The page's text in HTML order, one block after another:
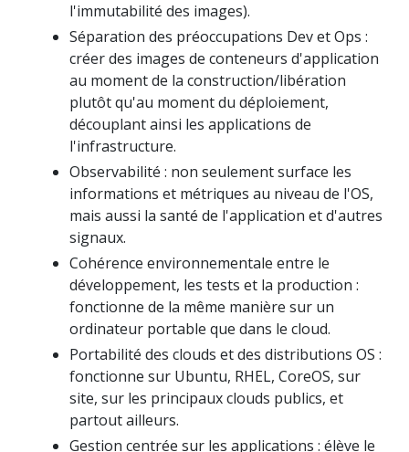
l'immutabilité des images).
Séparation des préoccupations Dev et Ops :
créer des images de conteneurs d'application
au moment de la construction/libération
plutôt qu'au moment du déploiement,
découplant ainsi les applications de
l'infrastructure.
Observabilité : non seulement surface les
informations et métriques au niveau de l'OS,
mais aussi la santé de l'application et d'autres
signaux.
Cohérence environnementale entre le
développement, les tests et la production :
fonctionne de la même manière sur un
ordinateur portable que dans le cloud.
Portabilité des clouds et des distributions OS :
fonctionne sur Ubuntu, RHEL, CoreOS, sur
site, sur les principaux clouds publics, et
partout ailleurs.
Gestion centrée sur les applications : élève le